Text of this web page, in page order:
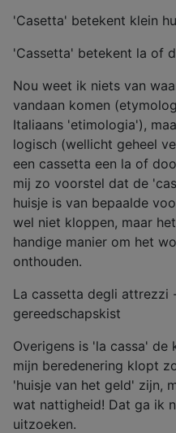
'Casetta' betekent klein
'Cassetta' betekent la of
Nou weet ik niets van
vandaan komen
Italiaans 'etimologia'),
logisch (wellicht geheel
een cassetta een la of
mij zo voorstel dat de
huisje is van bepaalde
wel niet kloppen, maar
handige manier om het
onthouden.
La cassetta degli attrezzi
gereedschapskist
Overigens is 'la cassa' de
mijn beredenering klopt
'huisje van het geld' zijn,
wat nattigheid! Dat ga ik
uitzoeken.